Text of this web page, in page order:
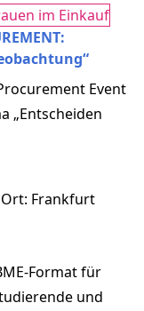
im Einkauf
Event
„Entscheiden
Frankfurt
Format für
und